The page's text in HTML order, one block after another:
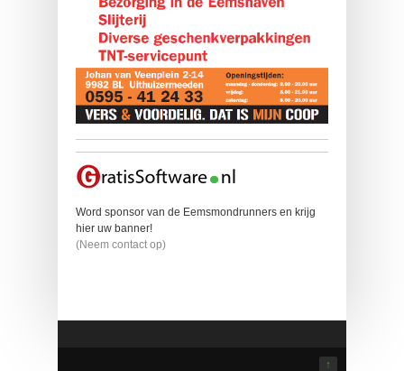
Word sponsor van de Eemsmondrunners en krijg
hier uw banner!
(Neem contact op)
↑